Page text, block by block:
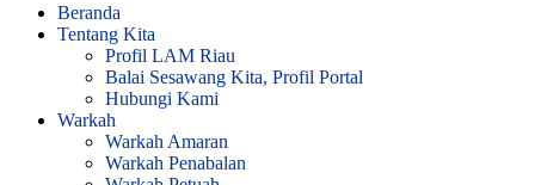
Beranda
Tentang Kita
Profil LAM Riau
Balai Sesawang Kita, Profil Portal
Hubungi Kami
Warkah
Warkah Amaran
Warkah Penabalan